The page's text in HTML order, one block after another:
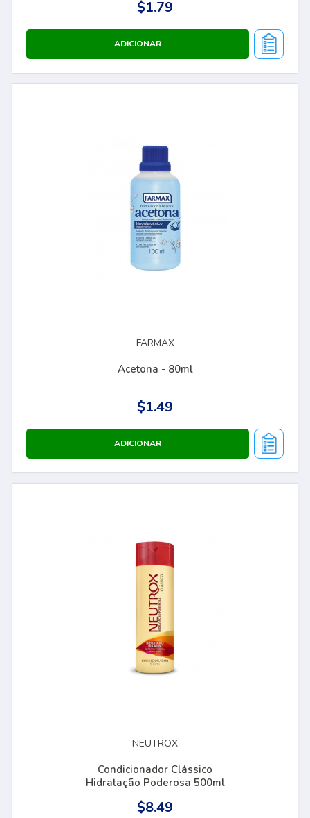
$1.79
FARMAX
Acetona - 80ml
$1.49
NEUTROX
Condicionador Clássico
Hidratação Poderosa 500ml
$8.49